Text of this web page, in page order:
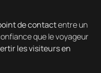
de contactentre un
que le voyageur
les visiteurs en